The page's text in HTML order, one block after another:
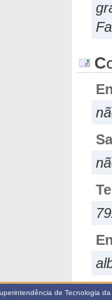
de Tecnologia